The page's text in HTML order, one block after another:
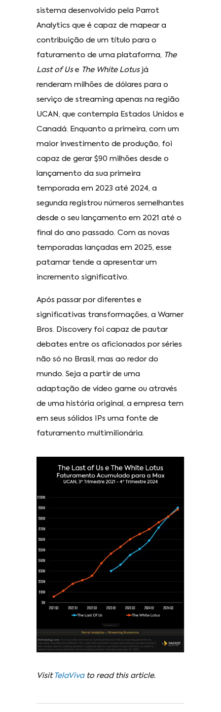
sistema desenvolvido pela Parrot
Analytics que é capaz de mapear a
contribuição de um título para o
faturamento de uma plataforma, The
Last of Use The White Lotusjá
renderam milhões de dólares para o
serviço de streaming apenas na região
UCAN, que contempla Estados Unidos e
Canadá. Enquanto a primeira, com um
maior investimento de produção, foi
capaz de gerar $90 milhões desde o
lançamento da sua primeira
temporada em 2023 até 2024, a
segunda registrou números semelhantes
desde o seu lançamento em 2021 até o
final do ano passado. Com as novas
temporadas lançadas em 2025, esse
patamar tende a apresentar um
incremento significativo.
Após passar por diferentes e
significativas transformações, a Warner
Bros. Discovery foi capaz de pautar
debates entre os aficionados por séries
não só no Brasil, mas ao redor do
mundo. Seja a partir de uma
adaptação de vídeo game ou através
de uma história original, a empresa tem
em seus sólidos IPs uma fonte de
faturamento multimilionária.
Visit TelaViva to read this article.